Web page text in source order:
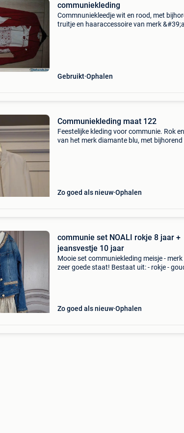
communiekleding
Commnuniekleedje wit en rood, met
truitje en haaraccessoire van merk
Gebruikt Ophalen
Communiekleding maat 122
Feestelijke kleding voor communie. Rok
van het merk diamante blu, met bijhorend
Zo goed als nieuw Ophalen
communie set NOALI rokje 8 jaar +
jeansvestje 10 jaar
Mooie set communiekleding meisje - merk
zeer goede staat! Bestaat uit: - rokje -
Zo goed als nieuw Ophalen